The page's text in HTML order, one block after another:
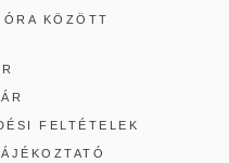
KÖZÖTT
FELTÉTELEK